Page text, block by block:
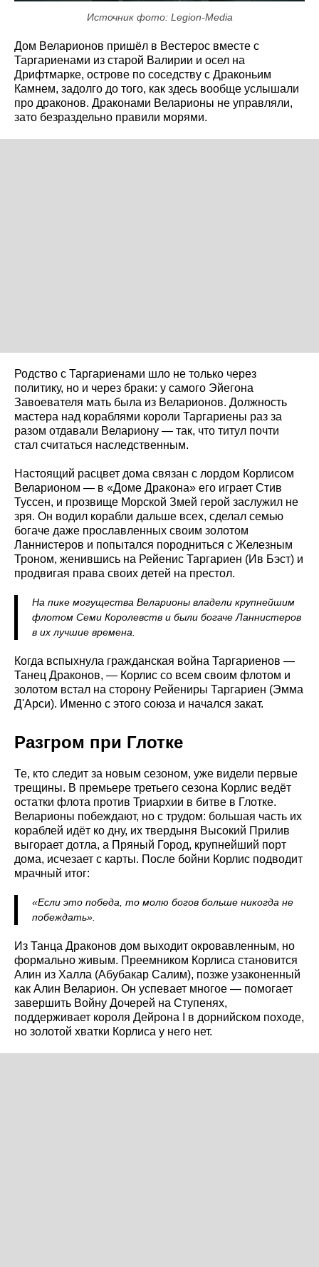
Источник фото: Legion-Media
Дом Веларионов пришёл в Вестерос вместе с
Таргариенами из старой Валирии и осел на
Дрифтмарке, острове по соседству с Драконьим
Камнем, задолго до того, как здесь вообще услышали
про драконов. Драконами Веларионы не управляли,
зато безраздельно правили морями.
Родство с Таргариенами шло не только через
политику, но и через браки: у самого Эйегона
Завоевателя мать была из Веларионов. Должность
мастера над кораблями короли Таргариены раз за
разом отдавали Велариону — так, что титул почти
стал считаться наследственным.
Настоящий расцвет дома связан с лордом Корлисом
Веларионом — в «Доме Дракона» его играет Стив
Туссен, и прозвище Морской Змей герой заслужил не
зря. Он водил корабли дальше всех, сделал семью
богаче даже прославленных своим золотом
Ланнистеров и попытался породниться с Железным
Троном, женившись на Рейенис Таргариен (Ив Бэст) и
продвигая права своих детей на престол.
На пике могущества Веларионы владели крупнейшим
флотом Семи Королевств и были богаче Ланнистеров
в их лучшие времена.
Когда вспыхнула гражданская война Таргариенов —
Танец Драконов, — Корлис со всем своим флотом и
золотом встал на сторону Рейениры Таргариен (Эмма
Д'Арси). Именно с этого союза и начался закат.
Разгром при Глотке
Те, кто следит за новым сезоном, уже видели первые
трещины. В премьере третьего сезона Корлис ведёт
остатки флота против Триархии в битве в Глотке.
Веларионы побеждают, но с трудом: большая часть их
кораблей идёт ко дну, их твердыня Высокий Прилив
выгорает дотла, а Пряный Город, крупнейший порт
дома, исчезает с карты. После бойни Корлис подводит
мрачный итог:
«Если это победа, то молю богов больше никогда не
побеждать».
Из Танца Драконов дом выходит окровавленным, но
формально живым. Преемником Корлиса становится
Алин из Халла (Абубакар Салим), позже узаконенный
как Алин Веларион. Он успевает многое — помогает
завершить Войну Дочерей на Ступенях,
поддерживает короля Дейрона I в дорнийском походе,
но золотой хватки Корлиса у него нет.